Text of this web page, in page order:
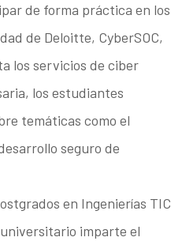
de forma práctica en los
de Deloitte, CyberSOC,
los servicios de ciber
los estudiantes
temáticas como el
seguro de
en Ingenierías TIC
imparte el